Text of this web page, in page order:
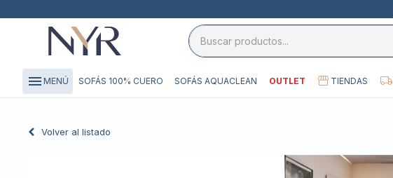
menu MENÚ SOFÁS 100% CUERO SOFÁS AQUACLEAN OUTLET TIENDAS
Volver al listado
close